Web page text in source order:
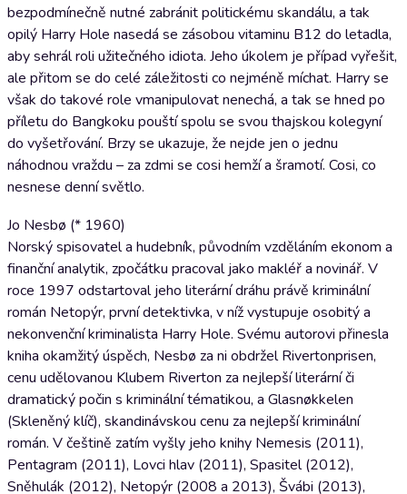
bezpodmínečně nutné zabránit politickému skandálu, a tak
opilý Harry Hole nasedá se zásobou vitaminu B12 do letadla,
aby sehrál roli užitečného idiota. Jeho úkolem je případ vyřešit,
ale přitom se do celé záležitosti co nejméně míchat. Harry se
však do takové role vmanipulovat nenechá, a tak se hned po
příletu do Bangkoku pouští spolu se svou thajskou kolegyní
do vyšetřování. Brzy se ukazuje, že nejde jen o jednu
náhodnou vraždu – za zdmi se cosi hemží a šramotí. Cosi, co
nesnese denní světlo.
Jo Nesbø (* 1960)
Norský spisovatel a hudebník, původním vzděláním ekonom a
finanční analytik, zpočátku pracoval jako makléř a novinář. ​V
roce 1997 odstartoval jeho literární dráhu právě kriminální
román Netopýr, první detektivka, v níž vystupuje osobitý a
nekonvenční kriminalista Harry Hole. Svému autorovi přinesla
kniha okamžitý úspěch, Nesbø za ni obdržel Rivertonprisen,
cenu udělovanou Klubem Riverton za nejlepší literární či
dramatický počin s kriminální tématikou, a Glasnøkkelen
(Skleněný klíč), skandinávskou cenu za nejlepší kriminální
román. V češtině zatím vyšly jeho knihy Nemesis (2011),
Pentagram (2011), Lovci hlav (2011), Spasitel (2012),
Sněhulák (2012), Netopýr (2008 a 2013), Švábi (2013),